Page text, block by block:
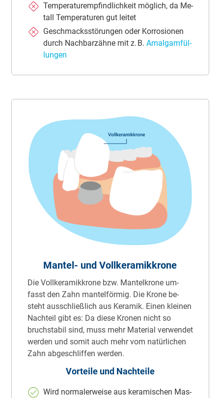
Tem­pe­ra­tur­emp­find­lich­keit mög­lich, da Me­
tall Tem­pe­ra­tu­ren gut lei­tet
Ge­schmacks­stö­run­gen oder Kor­ro­si­o­nen
durch Nach­bar­zäh­ne mit z. B. Amal­gam­fül­
lun­gen
Man­tel- und Voll­ke­ra­mik­kro­ne
Die Voll­ke­ra­mik­kro­ne bzw. Man­tel­kro­ne um­
fasst den Zahn man­tel­för­mig. Die Kro­ne be­
steht aus­schließ­lich aus Ke­ra­mik. Einen klei­nen
Nach­teil gibt es: Da die­se Kro­nen nicht so
bruch­sta­bil sind, muss mehr Ma­te­ri­al ver­wen­det
wer­den und so­mit auch mehr vom na­tür­li­chen
Zahn ab­ge­schlif­fen wer­den.
Vorteile und Nachteile
Wird nor­ma­ler­wei­se aus ke­ra­mi­schen Mas­